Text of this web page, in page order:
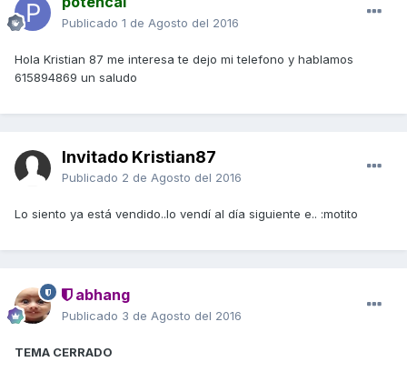
Publicado 1 de Agosto del 2016
Hola Kristian 87 me interesa te dejo mi telefono y hablamos
615894869 un saludo
Invitado Kristian87
Publicado 2 de Agosto del 2016
Lo siento ya está vendido..lo vendí al día siguiente e.. :motito
abhang
Publicado 3 de Agosto del 2016
TEMA CERRADO